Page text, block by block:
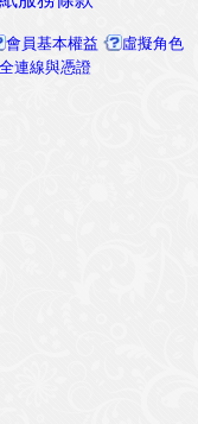
會員基本權益
虛擬角色
連線與憑證